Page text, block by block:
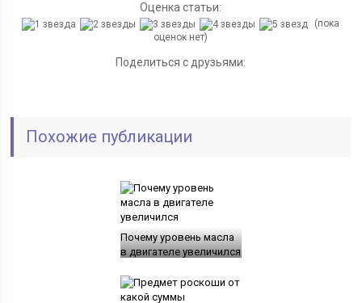
Оценка статьи:
(пока
оценок нет)
Поделиться с друзьями:
Похожие публикации
Почему уровень масла
в двигателе увеличился